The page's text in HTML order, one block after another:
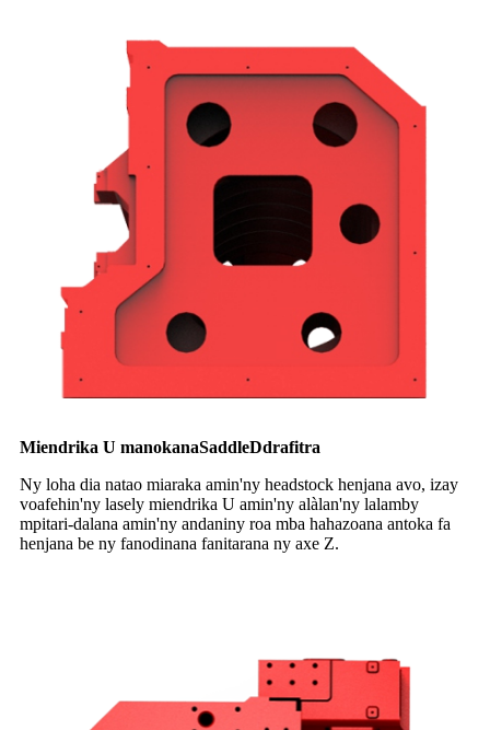
Miendrika U manokanaSaddleDdrafitra
Ny loha dia natao miaraka amin'ny headstock henjana avo, izay
voafehin'ny lasely miendrika U amin'ny alàlan'ny lalamby
mpitari-dalana amin'ny andaniny roa mba hahazoana antoka fa
henjana be ny fanodinana fanitarana ny axe Z.